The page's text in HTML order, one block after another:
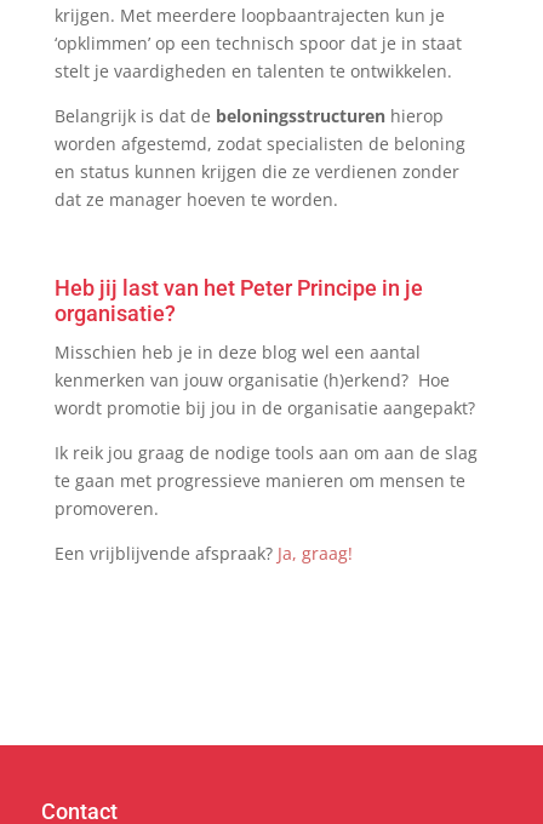
krijgen. Met meerdere loopbaantrajecten kun je
‘opklimmen’ op een technisch spoor dat je in staat
stelt je vaardigheden en talenten te ontwikkelen.
Belangrijk is dat de beloningsstructuren hierop
worden afgestemd, zodat specialisten de beloning
en status kunnen krijgen die ze verdienen zonder
dat ze manager hoeven te worden.
Heb jij last van het Peter Principe in je
organisatie?
Misschien heb je in deze blog wel een aantal
kenmerken van jouw organisatie (h)erkend? Hoe
wordt promotie bij jou in de organisatie aangepakt?
Ik reik jou graag de nodige tools aan om aan de slag
te gaan met progressieve manieren om mensen te
promoveren.
Een vrijblijvende afspraak? Ja, graag!
Contact